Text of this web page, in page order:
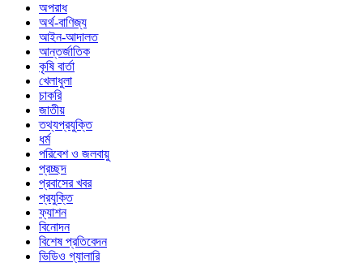
অপরাধ
অর্থ-বাণিজ্য
আইন-আদালত
আন্তর্জাতিক
কৃষি বার্তা
খেলাধুলা
চাকরি
জাতীয়
তথ্যপ্রযুক্তি
ধর্ম
পরিবেশ ও জলবায়ু
প্রচ্ছদ
প্রবাসের খবর
প্রযুক্তি
ফ্যাশন
বিনোদন
বিশেষ প্রতিবেদন
ভিডিও গ্যালারি